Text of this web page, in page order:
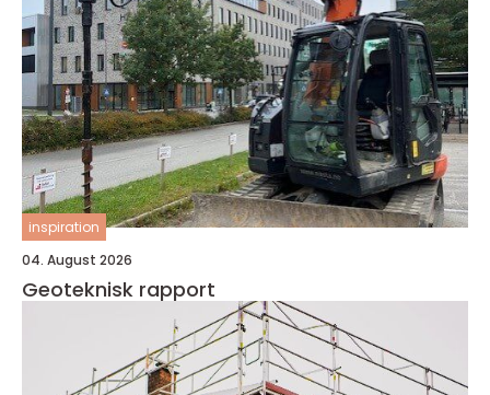
inspiration
04. August 2026
Geoteknisk rapport